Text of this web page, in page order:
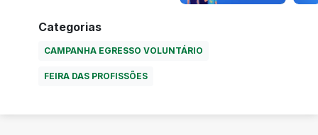
Categorias
CAMPANHA EGRESSO VOLUNTÁRIO
FEIRA DAS PROFISSÕES